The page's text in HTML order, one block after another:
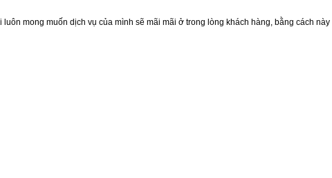
mong muốn dịch vụ của mình sẽ mãi mãi ở trong lòng khách hàng, bằng cách